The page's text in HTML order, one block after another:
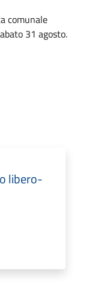
comunale
31 agosto.
libero-